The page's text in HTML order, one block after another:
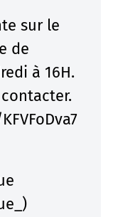
sur le
de
à 16H.